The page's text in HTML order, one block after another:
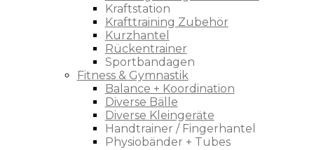
Kraftstation
Krafttraining Zubehör
Kurzhantel
Rückentrainer
Sportbandagen
Fitness & Gymnastik
Balance + Koordination
Diverse Bälle
Diverse Kleingeräte
Handtrainer / Fingerhantel
Physiobänder + Tubes